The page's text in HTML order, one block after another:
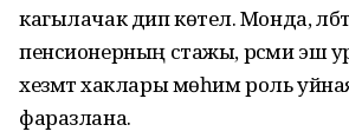
кагылачак дип көтелә. Монда,
пенсионерның стажы, рәсми эш
хезмәт хаклары мөһим роль
фаразлана.